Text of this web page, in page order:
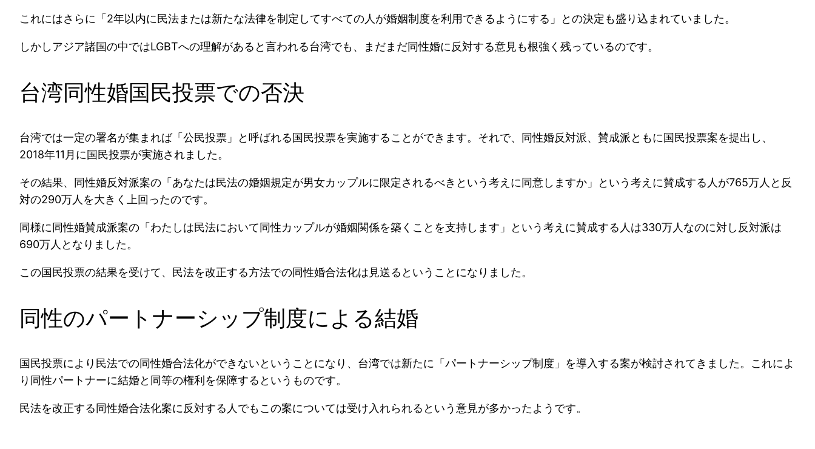
これにはさらに「2年以内に民法または新たな法律を制定してすべての人が婚姻制度を利用できるようにする」との決定も盛り込まれていました。
しかしアジア諸国の中ではLGBTへの理解があると言われる台湾でも、まだまだ同性婚に反対する意見も根強く残っているのです。
台湾同性婚国民投票での否決
台湾では一定の署名が集まれば「公民投票」と呼ばれる国民投票を実施することができます。それで、同性婚反対派、賛成派ともに国民投票案を提出し、
2018年11月に国民投票が実施されました。
その結果、同性婚反対派案の「あなたは民法の婚姻規定が男女カップルに限定されるべきという考えに同意しますか」という考えに賛成する人が765万人と反
対の290万人を大きく上回ったのです。
同様に同性婚賛成派案の「わたしは民法において同性カップルが婚姻関係を築くことを支持します」という考えに賛成する人は330万人なのに対し反対派は
690万人となりました。
この国民投票の結果を受けて、民法を改正する方法での同性婚合法化は見送るということになりました。
同性のパートナーシップ制度による結婚
国民投票により民法での同性婚合法化ができないということになり、台湾では新たに「パートナーシップ制度」を導入する案が検討されてきました。これによ
り同性パートナーに結婚と同等の権利を保障するというものです。
民法を改正する同性婚合法化案に反対する人でもこの案については受け入れられるという意見が多かったようです。